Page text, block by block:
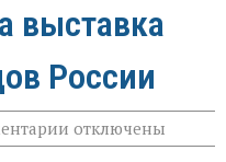
выставка
России
к
записи
отключены